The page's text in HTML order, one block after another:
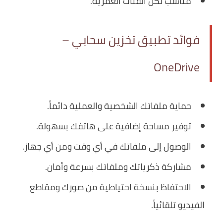
فوائد تطبيق تخزين سحابي –
OneDrive
حماية ملفاتك الشخصية والعملية دائماً.
توفير مساحة إضافية على هاتفك بسهولة.
الوصول إلى ملفاتك في أي وقت ومن أي جهاز.
مشاركة ذكرياتك وملفاتك بسرعة وأمان.
الاحتفاظ بنسخة احتياطية من صورك ومقاطع
الفيديو تلقائياً.